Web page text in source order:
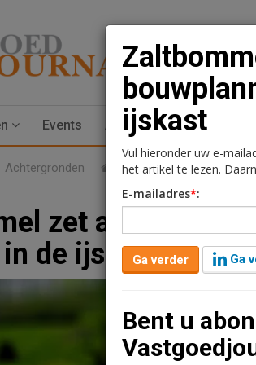
Events Adverteren
Achtergronden Woningmarkt
zet alle nieuwe
de ijskast
ijskast
Vul hieronder uw e-
het artikel te lezen.
E-mailadres*:
Ga verder Ga
Bent u